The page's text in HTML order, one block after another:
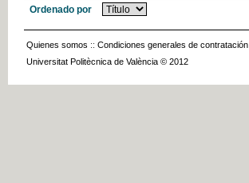
Ordenado por
Quienes somos :: Condiciones generales de contratación
Universitat Politècnica de València © 2012